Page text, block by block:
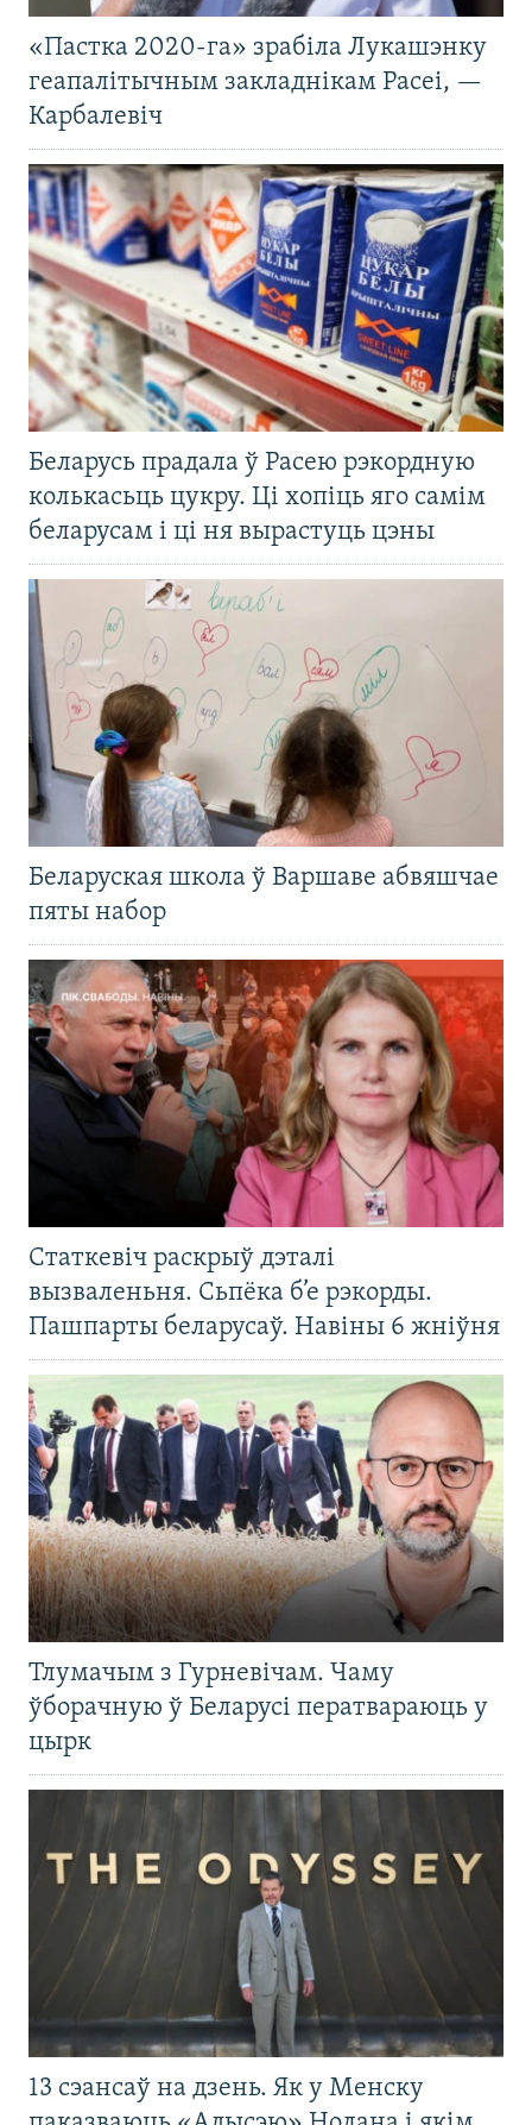
«Пастка 2020-га» зрабіла Лукашэнку
геапалітычным закладнікам Расеі, —
Карбалевіч
Беларусь прадала ў Расею рэкордную
колькасьць цукру. Ці хопіць яго самім
беларусам і ці ня вырастуць цэны
Беларуская школа ў Варшаве абвяшчае
пяты набор
Статкевіч раскрыў дэталі
вызваленьня. Сьпёка б’е рэкорды.
Пашпарты беларусаў. Навіны 6 жніўня
Тлумачым з Гурневічам. Чаму
ўборачную ў Беларусі ператвараюць у
цырк
13 сэансаў на дзень. Як у Менску